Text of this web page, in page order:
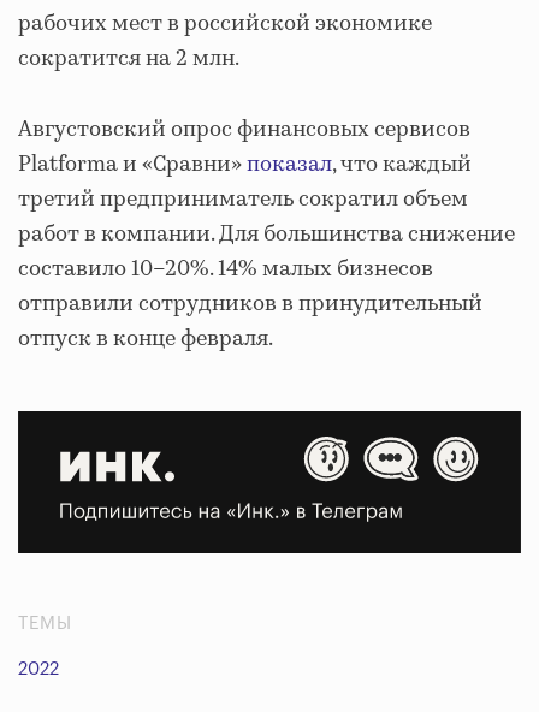
рабочих мест в российской экономике
сократится на 2 млн.
Августовский опрос финансовых сервисов
Platforma и «Сравни»показал, что каждый
третий предприниматель сократил объем
работ в компании. Для большинства снижение
составило 10–20%. 14% малых бизнесов
отправили сотрудников в принудительный
отпуск в конце февраля.
ТЕМЫ
2022